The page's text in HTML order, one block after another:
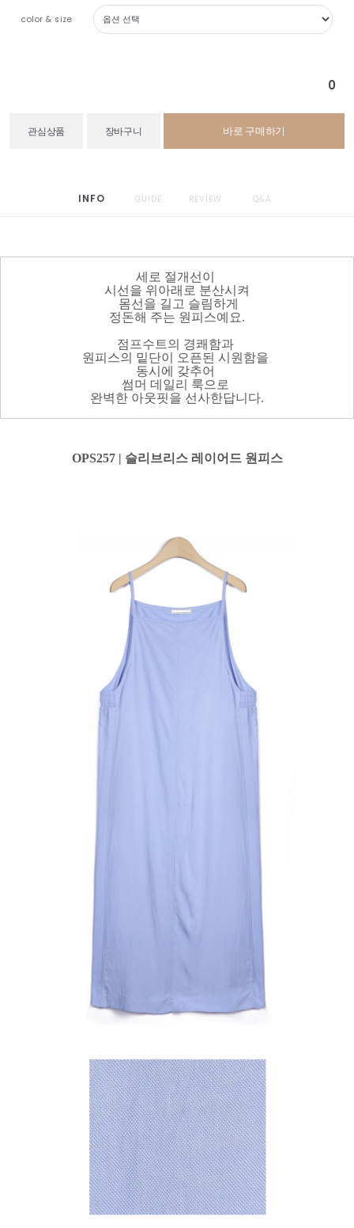
color & size
0
관심상품 장바구니 바로 구매하기
INFO GUIDE REVIEW Q&A
세로 절개선이
시선을 위아래로 분산시켜
몸선을 길고 슬림하게
정돈해 주는 원피스예요.
점프수트의 경쾌함과
원피스의 밑단이 오픈된 시원함을
동시에 갖추어
썸머 데일리 룩으로
완벽한 아웃핏을 선사한답니다.
OPS257 | 슬리브리스 레이어드 원피스